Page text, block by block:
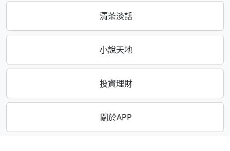
清茶淡話
小說天地
投資理財
關於APP